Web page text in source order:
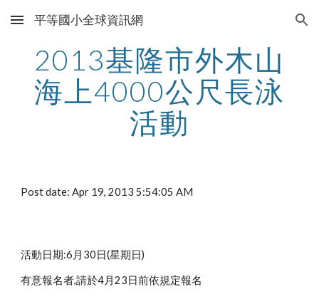
Skip to main content Skip to navigation
平等國小全球資訊網
2013基隆市外木山
海上4000公尺長泳
活動
Post date: Apr 19, 2013 5:54:05 AM
活動日期:6月30日(星期日)
有意報名者,請於4月23日前依規定報名